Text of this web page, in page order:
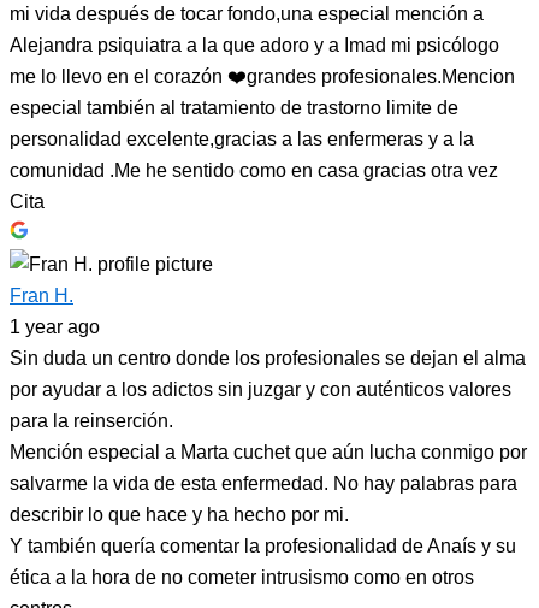
mi vida después de tocar fondo,una especial mención a
Alejandra psiquiatra a la que adoro y a Imad mi psicólogo
me lo llevo en el corazón ❤️grandes profesionales.Mencion
especial también al tratamiento de trastorno limite de
personalidad excelente,gracias a las enfermeras y a la
comunidad .Me he sentido como en casa gracias otra vez
Cita
Fran H.
1 year ago
Sin duda un centro donde los profesionales se dejan el alma
por ayudar a los adictos sin juzgar y con auténticos valores
para la reinserción.
Mención especial a Marta cuchet que aún lucha conmigo por
salvarme la vida de esta enfermedad. No hay palabras para
describir lo que hace y ha hecho por mi.
Y también quería comentar la profesionalidad de Anaís y su
ética a la hora de no cometer intrusismo como en otros